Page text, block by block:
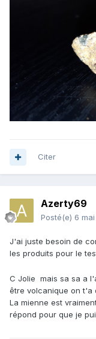
Citer
Azerty69
Posté(e) 6
J'ai juste besoin de
les produits pour le
C Jolie mais sa sa a
être volcanique on t'a
La mienne est
répond pour que je